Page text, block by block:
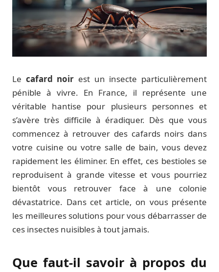
Le cafard noir est un insecte particulièrement
pénible à vivre. En France, il représente une
véritable hantise pour plusieurs personnes et
s’avère très difficile à éradiquer. Dès que vous
commencez à retrouver des cafards noirs dans
votre cuisine ou votre salle de bain, vous devez
rapidement les éliminer. En effet, ces bestioles se
reproduisent à grande vitesse et vous pourriez
bientôt vous retrouver face à une colonie
dévastatrice. Dans cet article, on vous présente
les meilleures solutions pour vous débarrasser de
ces insectes nuisibles à tout jamais.
Que faut-il savoir à propos du